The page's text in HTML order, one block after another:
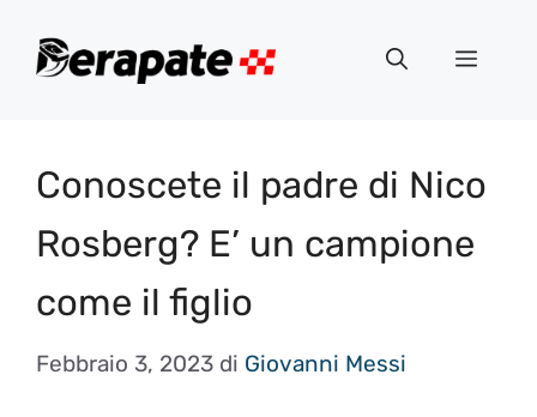
Menu
Conoscete il padre di Nico
Rosberg? E’ un campione
come il figlio
Febbraio 3, 2023 di Giovanni Messi